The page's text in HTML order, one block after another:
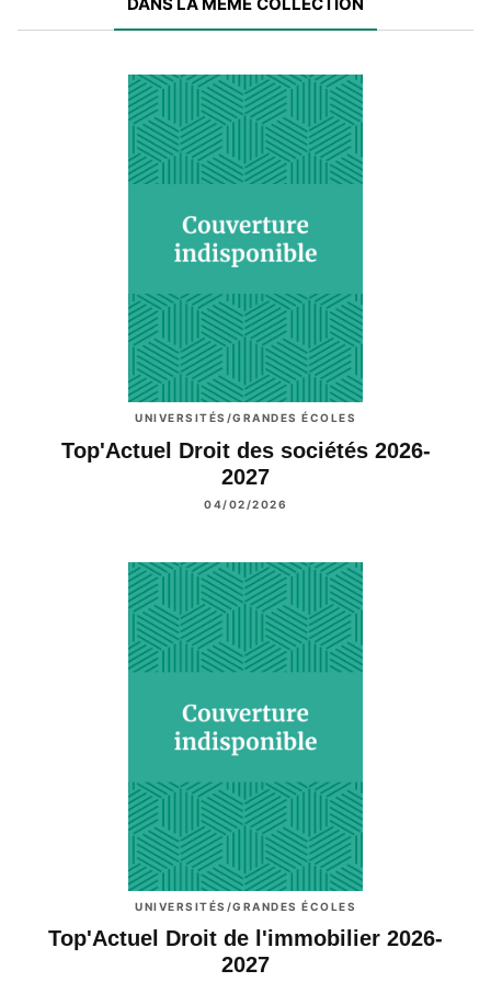
UNIVERSITÉS/GRANDES ÉCOLES
Top'Actuel Droit des sociétés 2026-
2027
04/02/2026
UNIVERSITÉS/GRANDES ÉCOLES
Top'Actuel Droit de l'immobilier 2026-
2027